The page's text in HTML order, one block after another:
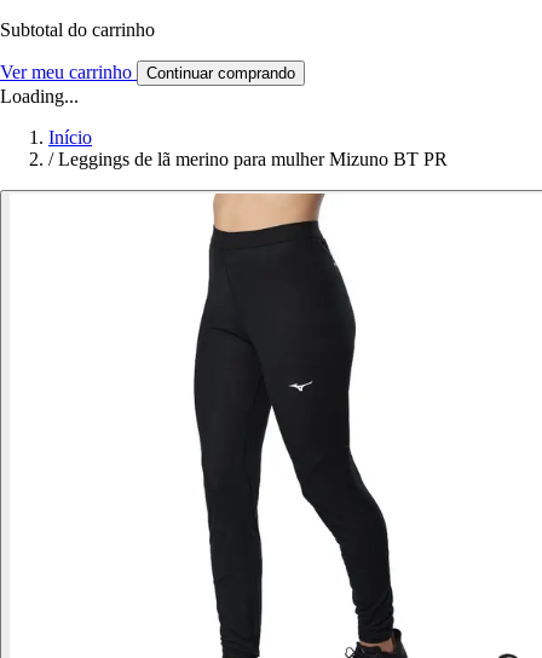
Subtotal do carrinho
Ver meu carrinho Continuar comprando
Loading...
Início
/ Leggings de lã merino para mulher Mizuno BT PR